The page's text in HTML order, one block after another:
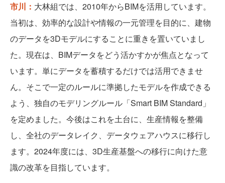
市川： 大林組では、2010年からBIMを活用しています。
当初は、効率的な設計や情報の一元管理を目的に、建物
のデータを3Dモデルにすることに重きを置いていまし
た。現在は、BIMデータをどう活かすかが焦点となって
います。単にデータを蓄積するだけでは活用できませ
ん。そこで一定のルールに準拠したモデルを作成できる
よう、独自のモデリングルール「Smart BIM Standard」
を定めました。今後はこれを土台に、生産情報を整備
し、全社のデータレイク、データウェアハウスに移行し
ます。2024年度には、3D生産基盤への移行に向けた意
識の改革を目指しています。